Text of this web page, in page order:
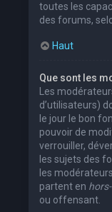
toutes les
des forums,
Haut
Que sont les
Les
d’utilisateurs)
le jour le bon
pouvoir de
verrouiller,
les sujets des
les
partent en
ou offensant.